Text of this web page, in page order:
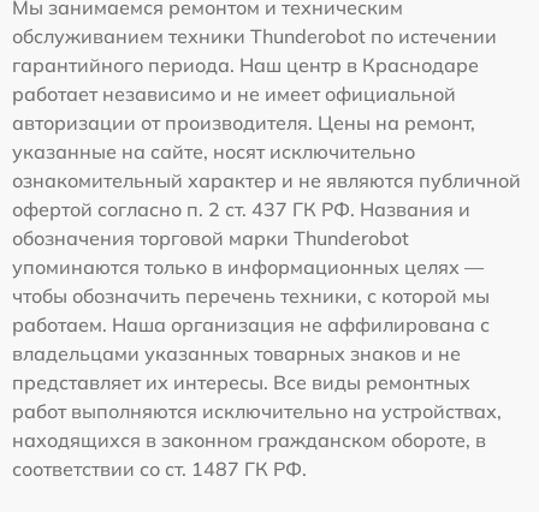
Мы занимаемся ремонтом и техническим
обслуживанием техники Thunderobot по истечении
гарантийного периода. Наш центр в Краснодаре
работает независимо и не имеет официальной
авторизации от производителя. Цены на ремонт,
указанные на сайте, носят исключительно
ознакомительный характер и не являются публичной
офертой согласно п. 2 ст. 437 ГК РФ. Названия и
обозначения торговой марки Thunderobot
упоминаются только в информационных целях —
чтобы обозначить перечень техники, с которой мы
работаем. Наша организация не аффилирована с
владельцами указанных товарных знаков и не
представляет их интересы. Все виды ремонтных
работ выполняются исключительно на устройствах,
находящихся в законном гражданском обороте, в
соответствии со ст. 1487 ГК РФ.